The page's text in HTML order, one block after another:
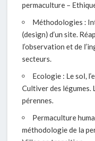
permaculture –
Méthodologies :
(design) d’un site.
l’observation et de
secteurs.
Ecologie : Le sol,
Cultiver des légumes.
pérennes.
Permaculture
méthodologie de la